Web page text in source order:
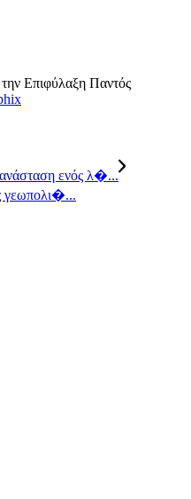
Επιφύλαξη Παντός
ενός λ�...
γεωπολι�...